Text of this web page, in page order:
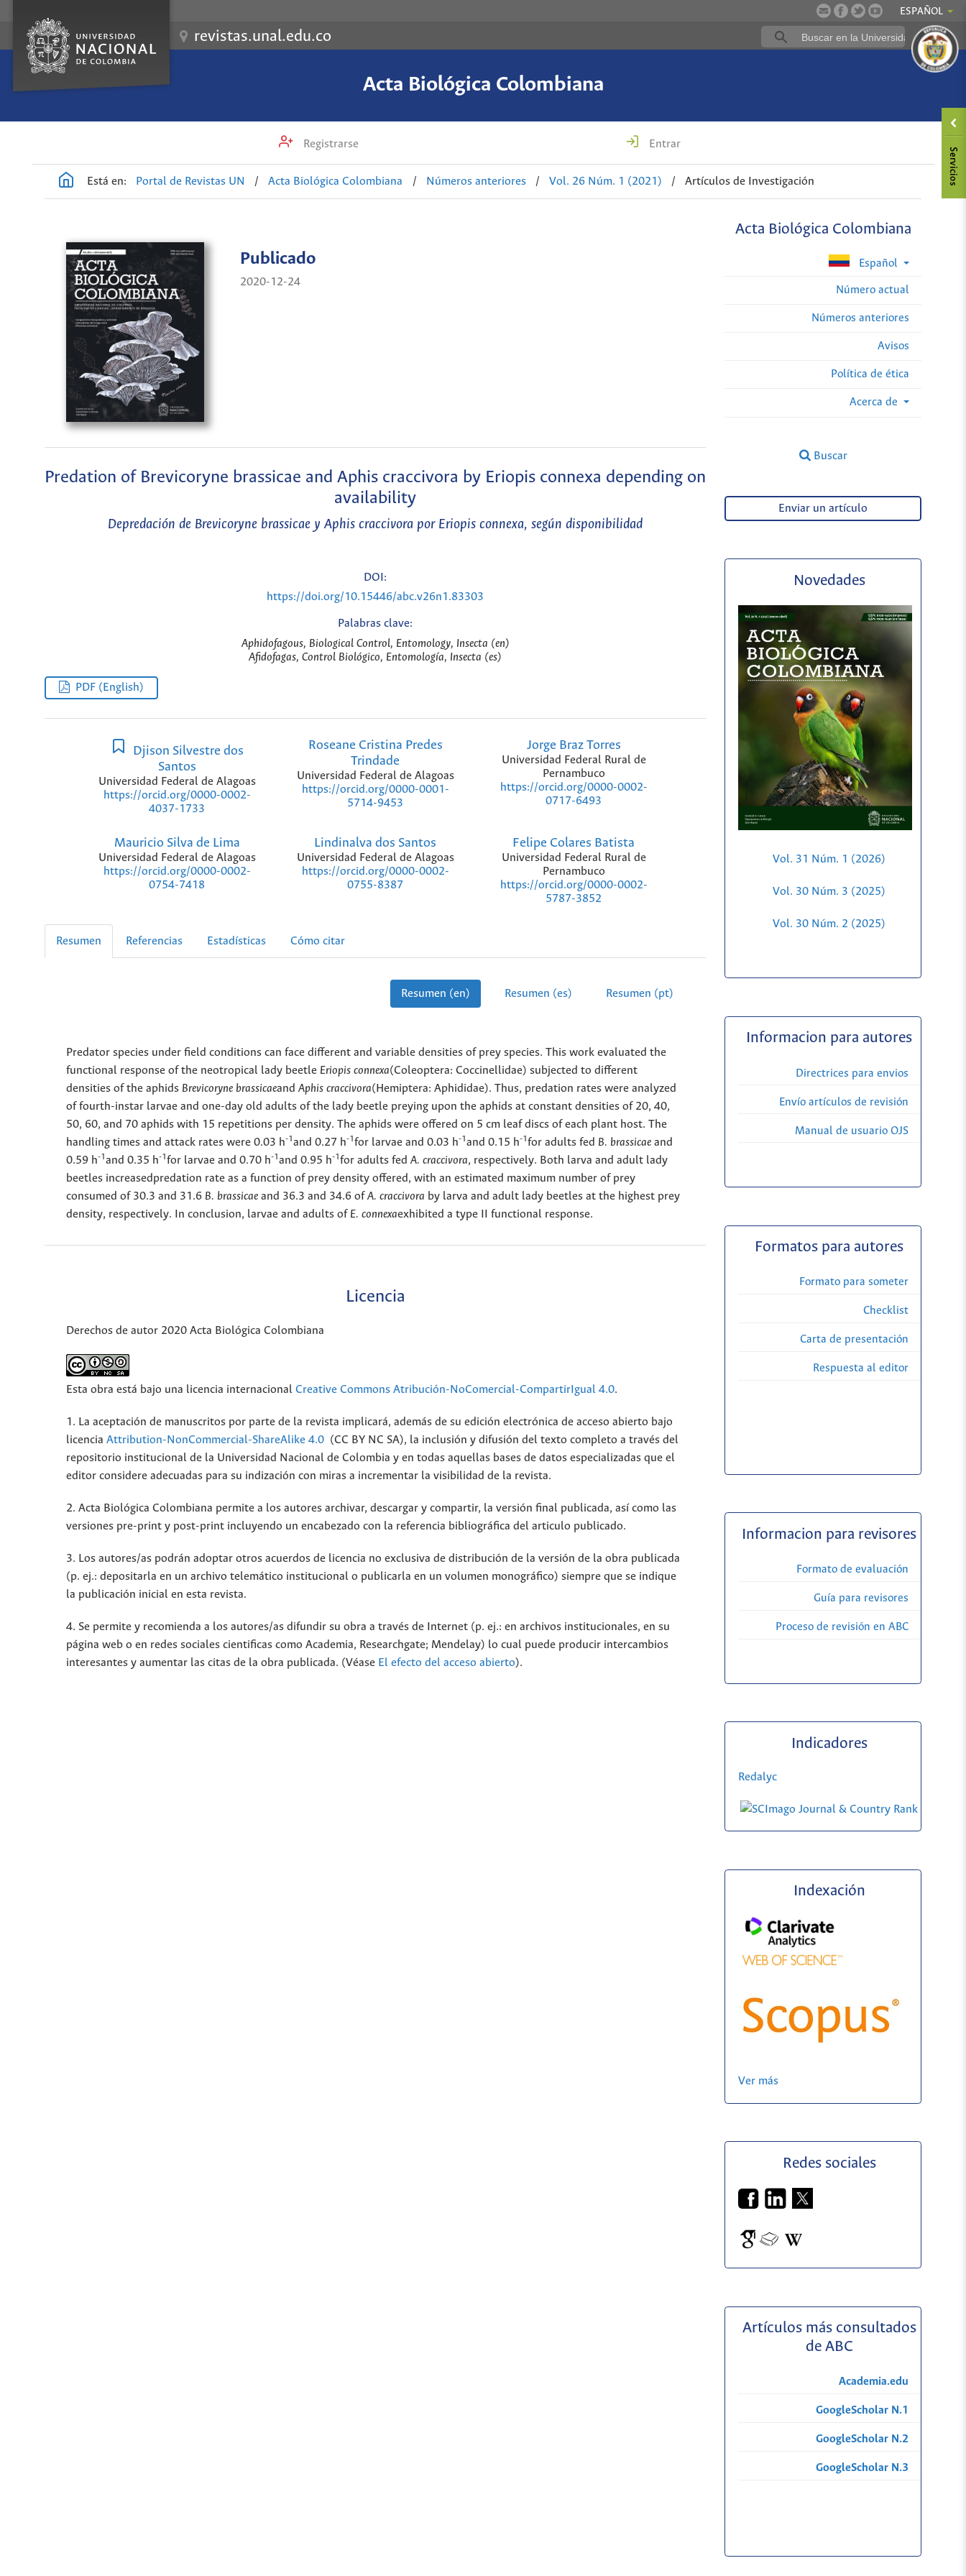
ESPAÑOL
revistas.unal.edu.co
Acta Biológica Colombiana
Registrarse Entrar
Está en: Portal de Revistas UN / Acta Biológica Colombiana / Números anteriores / Vol. 26 Núm. 1 (2021) / Artículos de Investigación
Acta Biológica Colombiana
Español
Número actual
Números anteriores
Avisos
Política de ética
Acerca de
Buscar
Publicado
2020-12-24
Predation of Brevicoryne brassicae and Aphis craccivora by Eriopis connexa depending on
availability
Depredación de Brevicoryne brassicae y Aphis craccivora por Eriopis connexa, según disponibilidad
DOI:
https://doi.org/10.15446/abc.v26n1.83303
Palabras clave:
Aphidofagous, Biological Control, Entomology, Insecta (en)
Afidofagas, Control Biológico, Entomología, Insecta (es)
PDF (English)
Djison Silvestre dos
Santos
Universidad Federal de Alagoas
https://orcid.org/0000-0002-
4037-1733
Roseane Cristina Predes
Trindade
Universidad Federal de Alagoas
https://orcid.org/0000-0001-
5714-9453
Jorge Braz Torres
Universidad Federal Rural de
Pernambuco
https://orcid.org/0000-0002-
0717-6493
Mauricio Silva de Lima
Universidad Federal de Alagoas
https://orcid.org/0000-0002-
0754-7418
Lindinalva dos Santos
Universidad Federal de Alagoas
https://orcid.org/0000-0002-
0755-8387
Felipe Colares Batista
Universidad Federal Rural de
Pernambuco
https://orcid.org/0000-0002-
5787-3852
Resumen Referencias Estadísticas Cómo citar
Resumen (en) Resumen (es) Resumen (pt)
Predator species under field conditions can face different and variable densities of prey species. This work evaluated the
functional response of the neotropical lady beetle Eriopis connexa(Coleoptera: Coccinellidae) subjected to different
densities of the aphids Brevicoryne brassicaeand Aphis craccivora(Hemiptera: Aphididae). Thus, predation rates were analyzed
of fourth-instar larvae and one-day old adults of the lady beetle preying upon the aphids at constant densities of 20, 40,
50, 60, and 70 aphids with 15 repetitions per density. The aphids were offered on 5 cm leaf discs of each plant host. The
handling times and attack rates were 0.03 h-1and 0.27 h-1for larvae and 0.03 h-1and 0.15 h-1for adults fed B. brassicae and
0.59 h-1and 0.35 h-1for larvae and 0.70 h-1and 0.95 h-1for adults fed A. craccivora, respectively. Both larva and adult lady
beetles increasedpredation rate as a function of prey density offered, with an estimated maximum number of prey
consumed of 30.3 and 31.6 B. brassicae and 36.3 and 34.6 ofA. craccivora by larva and adult lady beetles at the highest prey
density, respectively. In conclusion, larvae and adults of E. connexaexhibited a type II functional response.
Licencia
Derechos de autor 2020 Acta Biológica Colombiana
Esta obra está bajo una licencia internacional Creative Commons Atribución-NoComercial-CompartirIgual 4.0.
1. La aceptación de manuscritos por parte de la revista implicará, además de su edición electrónica de acceso abierto bajo
licencia Attribution-NonCommercial-ShareAlike 4.0 (CC BY NC SA), la inclusión y difusión del texto completo a través del
repositorio institucional de la Universidad Nacional de Colombia y en todas aquellas bases de datos especializadas que el
editor considere adecuadas para su indización con miras a incrementar la visibilidad de la revista.
2. Acta Biológica Colombiana permite a los autores archivar, descargar y compartir, la versión final publicada, así como las
versiones pre-print y post-print incluyendo un encabezado con la referencia bibliográfica del articulo publicado.
3. Los autores/as podrán adoptar otros acuerdos de licencia no exclusiva de distribución de la versión de la obra publicada
(p. ej.: depositarla en un archivo telemático institucional o publicarla en un volumen monográfico) siempre que se indique
la publicación inicial en esta revista.
4. Se permite y recomienda a los autores/as difundir su obra a través de Internet (p. ej.: en archivos institucionales, en su
página web o en redes sociales cientificas como Academia, Researchgate; Mendelay) lo cual puede producir intercambios
interesantes y aumentar las citas de la obra publicada. (Véase El efecto del acceso abierto).
Enviar un artículo
Novedades
Vol. 31 Núm. 1 (2026)
Vol. 30 Núm. 3 (2025)
Vol. 30 Núm. 2 (2025)
Informacion para autores
Directrices para envios
Envío artículos de revisión
Manual de usuario OJS
Formatos para autores
Formato para someter
Checklist
Carta de presentación
Respuesta al editor
Informacion para revisores
Formato de evaluación
Guía para revisores
Proceso de revisión en ABC
Indicadores
Redalyc
Indexación
Ver más
Redes sociales
Artículos más consultados
de ABC
Academia.edu
GoogleScholar N.1
GoogleScholar N.2
GoogleScholar N.3